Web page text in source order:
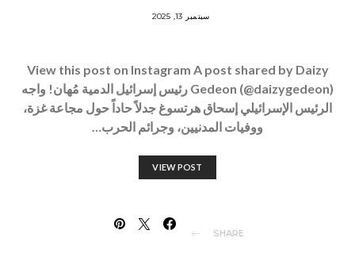
سبتمبر 13, 2025
View this post on Instagram A post shared by Daizy
Gedeon (@daizygedeon) رئيس إسرائيل الدمية مُهان! واجه
الرئيس الإسرائيلي إسحاق هرتسوغ جدلاً حاداً حول مجاعة غزة،
ووفيات المدنيين، وجرائم الحرب…
VIEW POST
SHARE